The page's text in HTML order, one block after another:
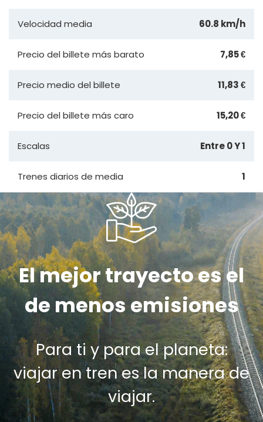
Velocidad media 60.8 km/h
Precio del billete más barato 7,85 €
Precio medio del billete 11,83 €
Precio del billete más caro 15,20 €
Escalas Entre 0 Y 1
Trenes diarios de media 1
El mejor trayecto es el
de menos emisiones
Para ti y para el planeta:
viajar en tren es la manera de
viajar.